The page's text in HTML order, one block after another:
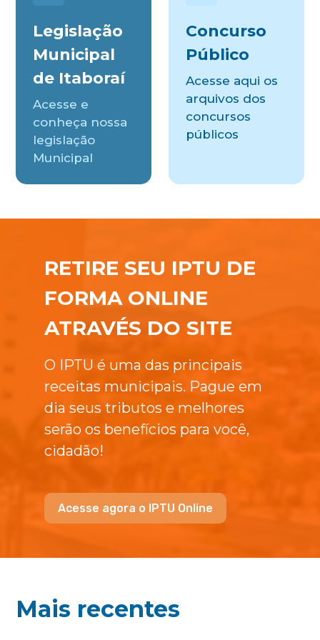
Legislação
Municipal
de Itaboraí
Acesse e
conheça nossa
legislação
Municipal
Concurso
Público
Acesse aqui os
arquivos dos
concursos
públicos
RETIRE SEU IPTU DE
FORMA ONLINE
ATRAVÉS DO SITE
O IPTU é uma das principais
receitas municipais. Pague em
dia seus tributos e melhores
serão os benefícios para você,
cidadão!
Acesse agora o IPTU Online
Mais recentes